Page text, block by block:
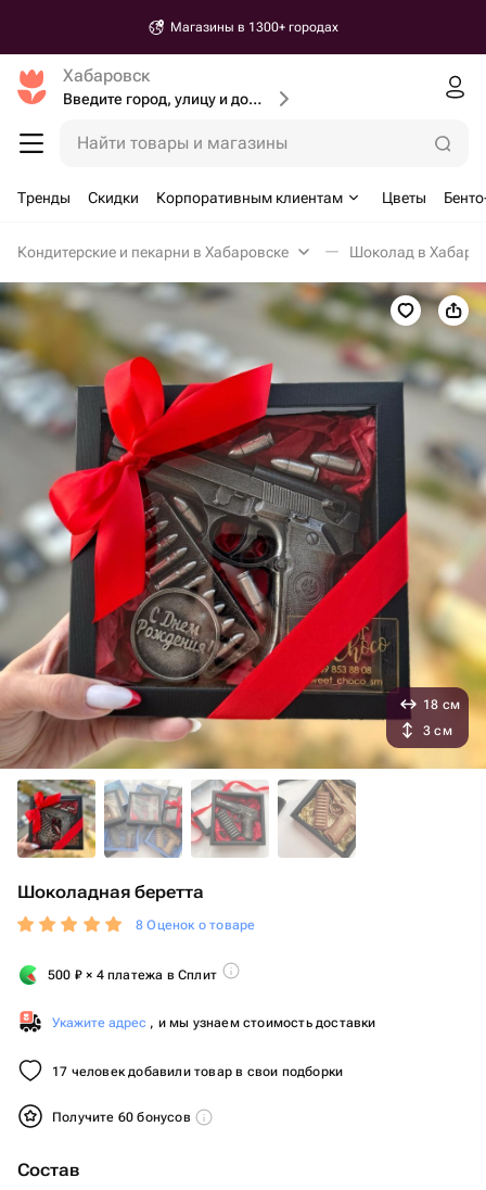
Магазины в 1300+ городах
Хабаровск
Введите город, улицу и дом доставки
Найти товары и магазины
Тренды Скидки Корпоративным клиентам Цветы
Кондитерские и пекарни в Хабаровске Шоколад в
Шоколадная беретта
8 Оценок о товаре
500 ₽ × 4 платежа в Сплит
Укажите адрес , и мы узнаем стоимость доставки
17 человек добавили товар в свои подборки
Получите 60 бонусов
Состав
18 см
3 см